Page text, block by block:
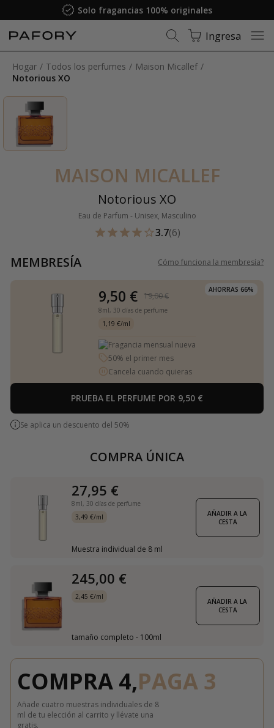
Solo fragancias 100% originales
Ingresa
Hogar Todos los perfumes
Maison Micallef
Notorious XO
MAISON MICALLEF
Notorious XO
Eau de Parfum - Unisex, Masculino
3.7(6)
MEMBRESÍA Cómo funciona la membresía?
AHORRAS 66%
9,50 € 19,00 €
8ml, 30 días de perfume
1,19 €/ml
Fragancia mensual nueva
50% el primer mes
Cancela cuando quieras
PRUEBA EL PERFUME POR 9,50 €
Se aplica un descuento del 50%
COMPRA ÚNICA
27,95 €
8ml, 30 días de perfume
3,49 €/ml
Muestra individual de 8 ml
AÑADIR A LA
CESTA
245,00 €
2,45 €/ml
tamaño completo - 100ml
AÑADIR A LA
CESTA
COMPRA 4,PAGA 3
Añade cuatro muestras individuales de 8
ml de tu elección al carrito y llévate una
gratis.